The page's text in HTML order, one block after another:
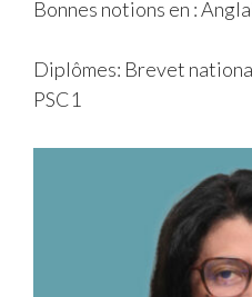
Bonnes notions en :
Diplômes: Brevet
PSC1